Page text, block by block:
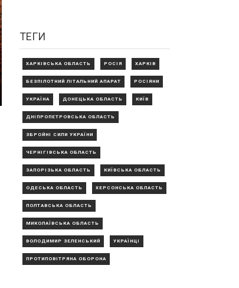
ТЕГИ
ХАРКІВСЬКА ОБЛАСТЬ РОСІЯ ХАРКІВ
БЕЗПІЛОТНИЙ ЛІТАЛЬНИЙ АПАРАТ РОСІЯНИ
УКРАЇНА ДОНЕЦЬКА ОБЛАСТЬ КИЇВ
ДНІПРОПЕТРОВСЬКА ОБЛАСТЬ
ЗБРОЙНІ СИЛИ УКРАЇНИ
ЧЕРНІГІВСЬКА ОБЛАСТЬ
ЗАПОРІЗЬКА ОБЛАСТЬ КИЇВСЬКА ОБЛАСТЬ
ОДЕСЬКА ОБЛАСТЬ ХЕРСОНСЬКА ОБЛАСТЬ
ПОЛТАВСЬКА ОБЛАСТЬ
МИКОЛАЇВСЬКА ОБЛАСТЬ
ВОЛОДИМИР ЗЕЛЕНСЬКИЙ УКРАЇНЦІ
ПРОТИПОВІТРЯНА ОБОРОНА